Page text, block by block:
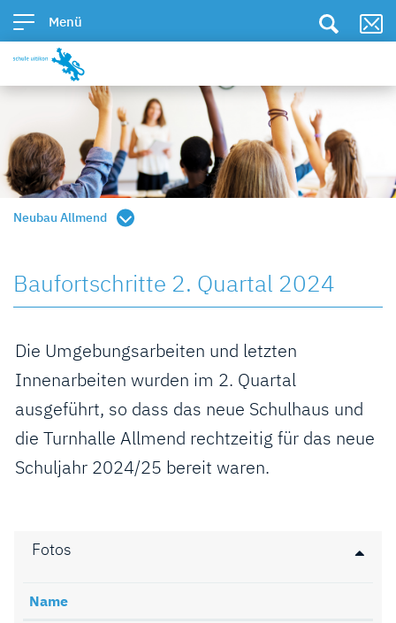
Kopfzeile
zur Startseite
Direkt zur Hauptnavigation
Direkt zum Inhalt
Direkt zur Suche
Direkt zum Stichwortverzeichnis
Menü
Inhalt
Neubau Allmend
Baufortschritte 2. Quartal 2024
Die Umgebungsarbeiten und letzten
Innenarbeiten wurden im 2. Quartal
ausgeführt, so dass das neue Schulhaus und
die Turnhalle Allmend rechtzeitig für das neue
Schuljahr 2024/25 bereit waren.
Zugehörige Objekte
Fotos
Name